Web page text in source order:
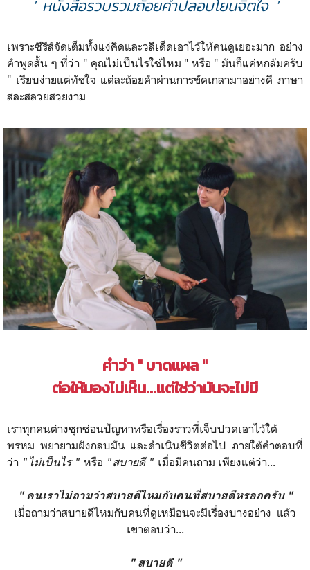
' หนังสือรวบรวมถ้อยคำปลอบโยนจิตใจ '
เพราะซีรีส์จัดเต็มทั้งแง่คิดและวลีเด็ดเอาไว้ให้คนดูเยอะมาก อย่าง
คำพูดสั้น ๆ ที่ว่า " คุณไม่เป็นไรใช่ไหม " หรือ " มันก็แค่หกล้มครับ
" เรียบง่ายแต่ทัชใจ แต่ละถ้อยคำผ่านการขัดเกลามาอย่างดี ภาษา
สละสลวยสวยงาม
คำว่า " บาดแผล "
ต่อให้มองไม่เห็น...แต่ใช่ว่ามันจะไม่มี
เราทุกคนต่างซุกซ่อนปัญหาหรือเรื่องราวที่เจ็บปวดเอาไว้ใต้
พรหม พยายามฝังกลบมัน และดำเนินชีวิตต่อไป ภายใต้คำตอบที่
ว่า " ไม่เป็นไร "หรือ " สบายดี "เมื่อมีคนถาม เพียงแต่ว่า...
" คนเราไม่ถามว่าสบายดีไหมกับคนที่สบายดีหรอกครับ "
เมื่อถามว่าสบายดีไหมกับคนที่ดูเหมือนจะมีเรื่องบางอย่าง แล้ว
เขาตอบว่า...
" สบายดี "